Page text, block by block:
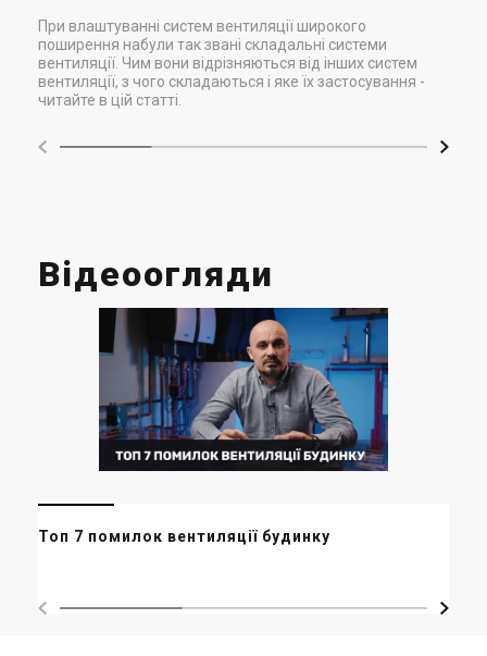
При влаштуванні систем вентиляції широкого
поширення набули так звані складальні системи
вентиляції. Чим вони відрізняються від інших систем
вентиляції, з чого складаються і яке їх застосування -
читайте в цій статті.
Відеоогляди
Топ 7 помилок вентиляції будинку